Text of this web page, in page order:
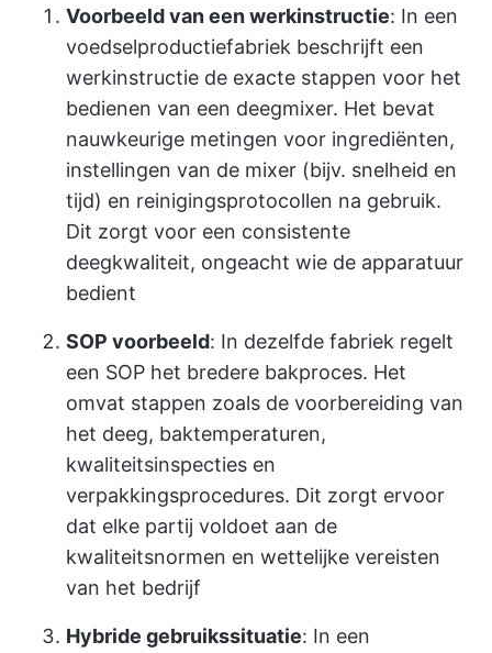
Voorbeeld van een werkinstructie: In een
voedselproductiefabriek beschrijft een
werkinstructie de exacte stappen voor het
bedienen van een deegmixer. Het bevat
nauwkeurige metingen voor ingrediënten,
instellingen van de mixer (bijv. snelheid en
tijd) en reinigingsprotocollen na gebruik.
Dit zorgt voor een consistente
deegkwaliteit, ongeacht wie de apparatuur
bedient
SOP voorbeeld: In dezelfde fabriek regelt
een SOP het bredere bakproces. Het
omvat stappen zoals de voorbereiding van
het deeg, baktemperaturen,
kwaliteitsinspecties en
verpakkingsprocedures. Dit zorgt ervoor
dat elke partij voldoet aan de
kwaliteitsnormen en wettelijke vereisten
van het bedrijf
Hybride gebruikssituatie: In een